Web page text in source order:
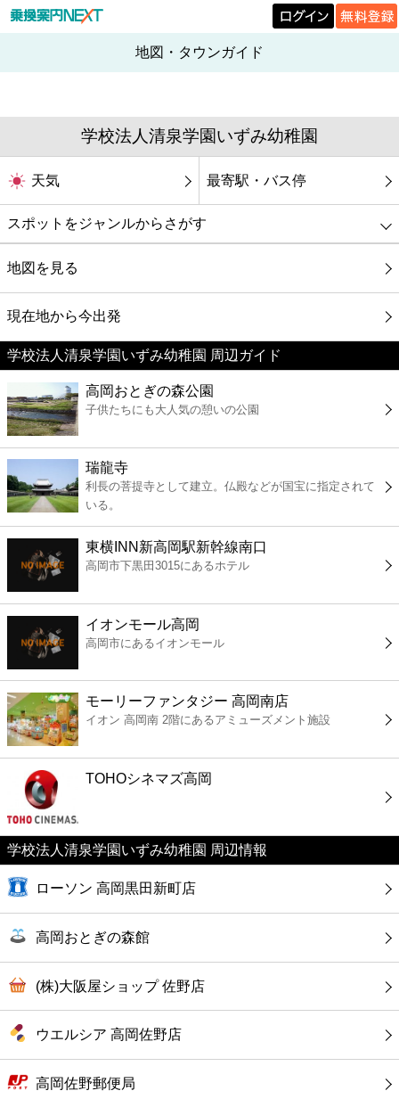
地図・タウンガイド
学校法人清泉学園いずみ幼稚園
天気 最寄駅・バス停
スポットをジャンルからさがす
グルメ
映画
美容
コンビニ
薬局
スーパー
エンタメ
レジャー
書店
ファミレス
カフェ
ショッピング
銀行
公共
病院
ホテル
地図を見る
現在地から今出発
学校法人清泉学園いずみ幼稚園 周辺ガイド
高岡おとぎの森公園
子供たちにも大人気の憩いの公園
瑞龍寺
利長の菩提寺として建立。仏殿などが国宝に指定されて
いる。
東横INN新高岡駅新幹線南口
高岡市下黒田3015にあるホテル
イオンモール高岡
高岡市にあるイオンモール
モーリーファンタジー 高岡南店
イオン 高岡南 2階にあるアミューズメント施設
TOHOシネマズ高岡
学校法人清泉学園いずみ幼稚園 周辺情報
ローソン 高岡黒田新町店
高岡おとぎの森館
(株)大阪屋ショップ 佐野店
ウエルシア 高岡佐野店
高岡佐野郵便局